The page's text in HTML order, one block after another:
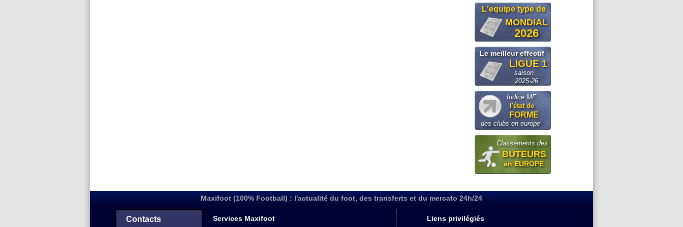
L'equipe type de
MONDIAL
2026
Le meilleur effectif
LIGUE 1
saison
2025-26
Indice MF :
l'état de
FORME
des clubs en europe
Classements des
BUTEURS
en EUROPE
Maxifoot (100% Football) : l'actualité du foot, des transferts et du mercato 24h/24
Contacts Services Maxifoot Liens privilégiés